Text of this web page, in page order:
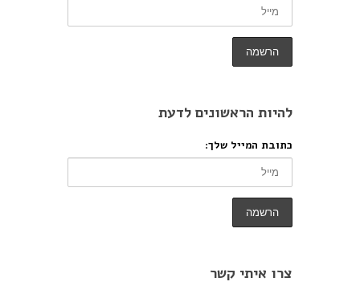
להיות הראשונים לדעת
כתובת המייל שלך:
צרו איתי קשר